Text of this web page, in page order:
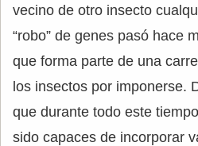
vecino de otro insecto
“robo” de genes pasó hace
que forma parte de una
los insectos por imponerse.
que durante todo este
sido capaces de incorporar